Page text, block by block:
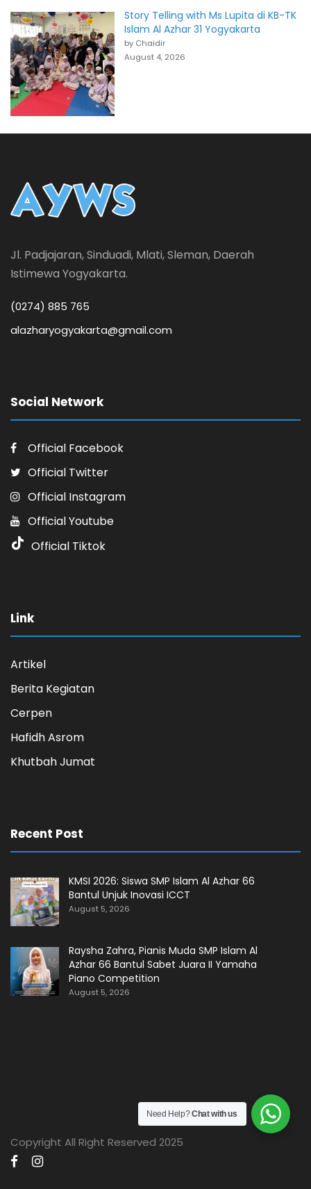
Story Telling with Ms Lupita di KB-TK
Islam Al Azhar 31 Yogyakarta
by Chaidir
August 4, 2026
Jl. Padjajaran, Sinduadi, Mlati, Sleman, Daerah
Istimewa Yogyakarta.
(0274) 885 765
alazharyogyakarta@gmail.com
Social Network
Official Facebook
Official Twitter
Official Instagram
Official Youtube
Official Tiktok
Link
Artikel
Berita Kegiatan
Cerpen
Hafidh Asrom
Khutbah Jumat
Recent Post
KMSI 2026: Siswa SMP Islam Al Azhar 66
Bantul Unjuk Inovasi ICCT
August 5, 2026
Raysha Zahra, Pianis Muda SMP Islam Al
Azhar 66 Bantul Sabet Juara II Yamaha
Piano Competition
August 5, 2026
Copyright All Right Reserved 2025
Need Help?Chat with us